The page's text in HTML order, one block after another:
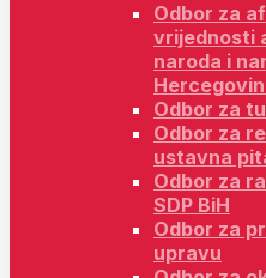
Odbor za
vrijednosti
naroda i
Odbor za
Odbor za
ustavna
Odbor za
SDP BiH
Odbor za
upravu